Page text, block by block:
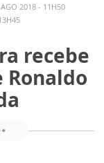
2018 - 11H50
recebe